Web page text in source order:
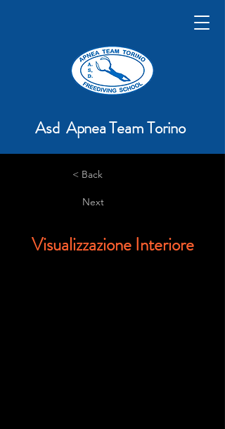
Asd Apnea Team Torino
< Back
Next
Visualizzazione Interiore